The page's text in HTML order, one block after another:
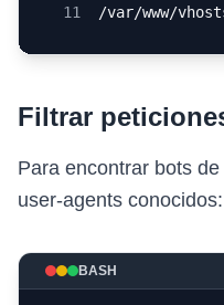
11
/var/www/
Filtrar
Para encontrar bots
user-agents conocidos:
BASH